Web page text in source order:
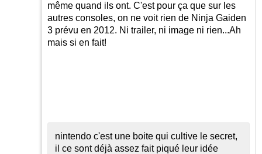
même quand ils ont. C'est pour ça que sur les
autres consoles, on ne voit rien de Ninja Gaiden
3 prévu en 2012. Ni trailer, ni image ni rien...Ah
mais si en fait!
nintendo c'est une boite qui cultive le secret,
il ce sont déjà assez fait piqué leur idée